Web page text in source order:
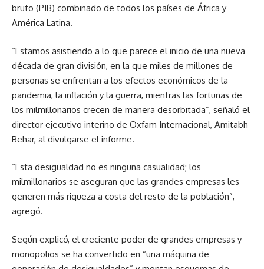
bruto (PIB) combinado de todos los países de África y
América Latina.
“Estamos asistiendo a lo que parece el inicio de una nueva
década de gran división, en la que miles de millones de
personas se enfrentan a los efectos económicos de la
pandemia, la inflación y la guerra, mientras las fortunas de
los milmillonarios crecen de manera desorbitada”, señaló el
director ejecutivo interino de Oxfam Internacional, Amitabh
Behar, al divulgarse el informe.
“Esta desigualdad no es ninguna casualidad; los
milmillonarios se aseguran que las grandes empresas les
generen más riqueza a costa del resto de la población”,
agregó.
Según explicó, el creciente poder de grandes empresas y
monopolios se ha convertido en “una máquina de